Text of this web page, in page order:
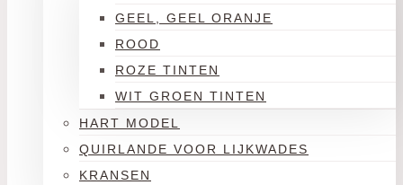
GEEL, GEEL ORANJE
ROOD
ROZE TINTEN
WIT GROEN TINTEN
HART MODEL
QUIRLANDE VOOR LIJKWADES
KRANSEN